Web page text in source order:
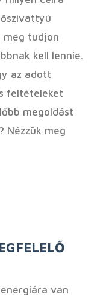
meg tudjon
kell lennie.
az adott
feltételeket
megoldást
Nézzük meg
van